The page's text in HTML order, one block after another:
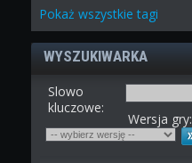
Pokażwszystkie tagi
WYSZUKIWARKA
Slowo
kluczowe:
Wersja gry: